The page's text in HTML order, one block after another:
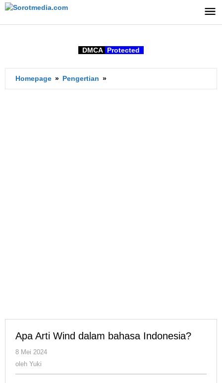
Lewati
konten
DMCA Protected
Homepage » Pengertian »
Arti
Apa Arti Wind dalam bahasa Indonesia?
8 Mei 2024
oleh Yuki